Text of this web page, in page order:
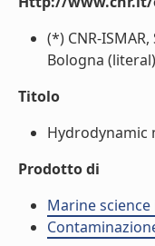
(*) CNR-
Bologna (literal)
Titolo
Hydrodynamic
Prodotto di
Marine